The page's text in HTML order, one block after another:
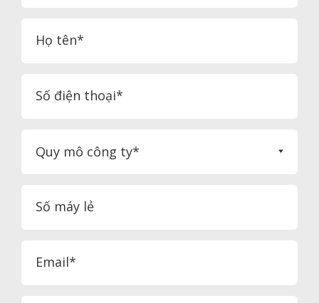
Họ tên*
Số điện thoại*
Quy mô công ty*
Số máy lẻ
Email*